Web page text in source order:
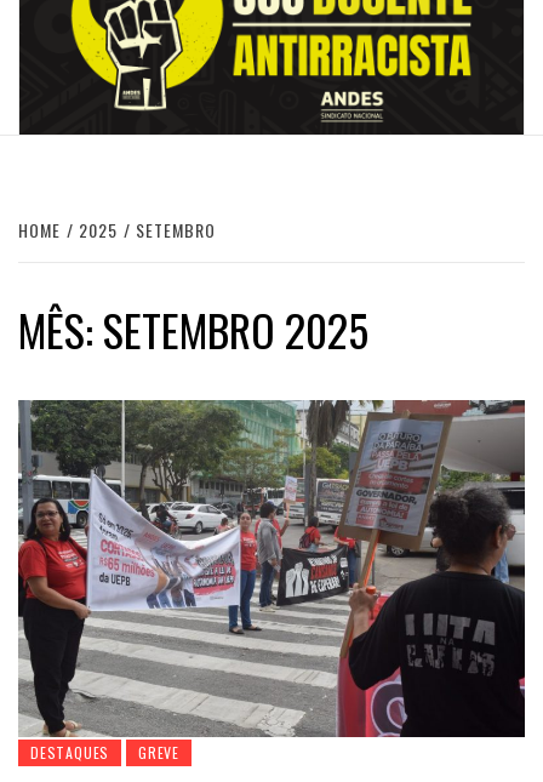
HOME 2025 SETEMBRO
MÊS:SETEMBRO 2025
DESTAQUES GREVE